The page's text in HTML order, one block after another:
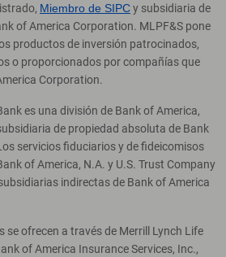
Miembro de SIPCy subsidiaria de
of America Corporation. MLPF&S pone
productos de inversión patrocinados,
o proporcionados por compañías que
Corporation.
es una división de Bank of America,
de propiedad absoluta de Bank
servicios fiduciarios y de fideicomisos
of America, N.A. y U.S. Trust Company
indirectas de Bank of America
se ofrecen a través de Merrill Lynch Life
of America Insurance Services, Inc.,